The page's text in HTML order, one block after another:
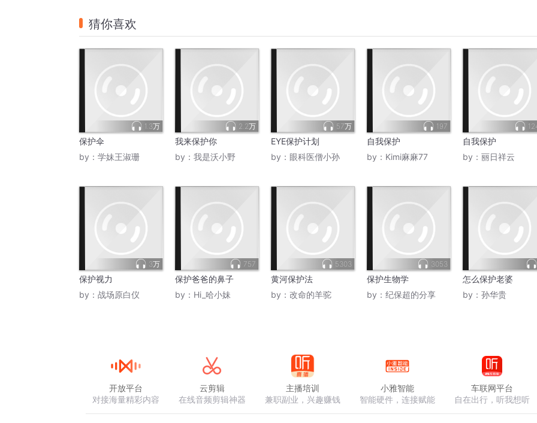
猜你喜欢
1.3万
保护伞
by： 学妹王淑珊
2.2万
我来保护你
by： 我是沃小野
57万
EYE保护计划
by： 眼科医僧小孙
197
自我保护
by： Kimi麻麻77
自我保护
by： 丽日祥云
3万
保护视力
by： 战场原白仪
757
保护爸爸的鼻子
by： Hi_哈小妹
5303
黄河保护法
by： 改命的羊驼
3053
保护生物学
by： 纪保超的分享
怎么保护老婆
by： 孙华贵
开放平台
对接海量精彩内容
云剪辑
在线音频剪辑神器
主播培训
兼职副业，兴趣赚钱
小雅智能
智能硬件，连接赋能
车联网平台
自在出行，听我想听